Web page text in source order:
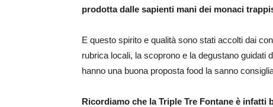
prodotta dalle sapienti mani dei monaci
E questo spirito e qualità sono stati accolti dai
rubrica locali, la scoprono e la degustano guidati
hanno una buona proposta food la sanno
Ricordiamo che la Triple Tre Fontane è